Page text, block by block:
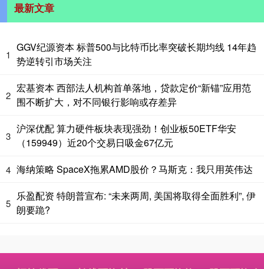
最新文章
1
GGV纪源资本 标普500与比特币比率突破长期均线 14年趋
势逆转引市场关注
2
宏基资本 西部法人机构首单落地，贷款定价“新锚”应用范
围不断扩大，对不同银行影响或存差异
3
沪深优配 算力硬件板块表现强劲！创业板50ETF华安
（159949）近20个交易日吸金67亿元
4 海纳策略 SpaceX拖累AMD股价？马斯克：我只用英伟达
5
乐盈配资 特朗普宣布: “未来两周, 美国将取得全面胜利”, 伊
朗要跪?